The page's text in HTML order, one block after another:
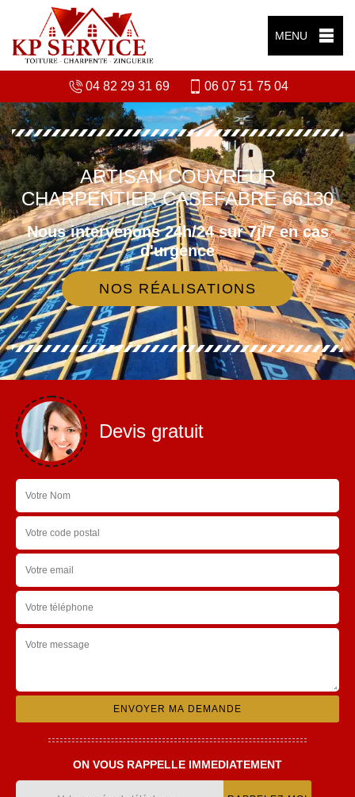
MENU
04 82 29 31 69 06 07 51 75 04
ARTISAN COUVREUR
CHARPENTIER CASEFABRE 66130
Nous intervenons 24h/24 sur 7j/7 en cas
d'urgence
NOS RÉALISATIONS
Devis gratuit
ON VOUS RAPPELLE IMMEDIATEMENT